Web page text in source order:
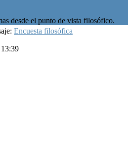
desde el punto de vista filosófico.
Encuesta filosófica